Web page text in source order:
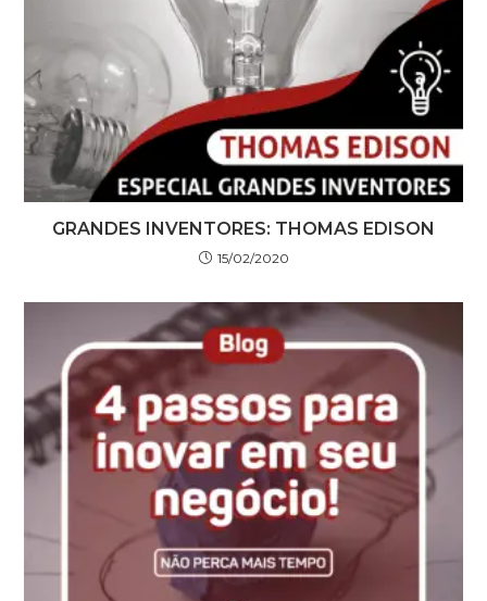
GRANDES INVENTORES: THOMAS EDISON
15/02/2020